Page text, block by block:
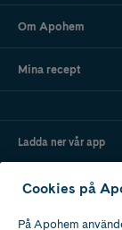
Om Apohem
Mina recept
Ladda ner vår app
Cookies på
På Apohem